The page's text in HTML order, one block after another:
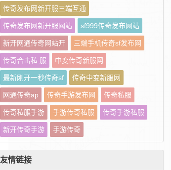
传奇发布网新开服三端互通
传奇发布网新开服网站 sf999传奇发布网站
新开网通传奇网站开 三端手机传奇sf发布网
传奇合击私 服 中变传奇新服网
最新刚开一秒传奇sf 传奇中变新服网
网通传奇ap 传奇手游发布网 传奇私服
传奇私服手游 手游传奇私服 传奇手游私服
新开传奇手游 手游传奇
友情链接